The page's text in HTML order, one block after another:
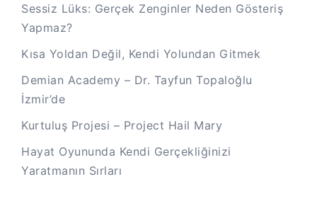
Sessiz Lüks: Gerçek Zenginler Neden Gösteriş
Yapmaz?
Kısa Yoldan Değil, Kendi Yolundan Gitmek
Demian Academy – Dr. Tayfun Topaloğlu
İzmir’de
Kurtuluş Projesi – Project Hail Mary
Hayat Oyununda Kendi Gerçekliğinizi
Yaratmanın Sırları